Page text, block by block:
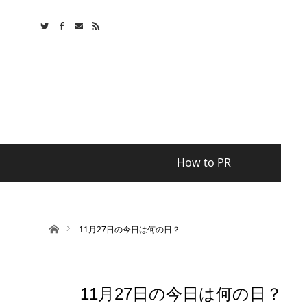
How to PR
ホーム11月27日の今日は何の日？
11月27日の今日は何の日？